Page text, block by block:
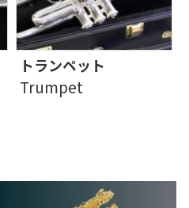
トランペット
Trumpet